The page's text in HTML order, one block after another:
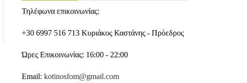
Τηλέφωνα επικοινωνίας:
+30 6997 516 713 Κυριάκος Καστάνης - Πρόεδρος
Ώρες Επικοινωνίας: 16:00 - 22:00
Email: kotinosfom@gmail.com